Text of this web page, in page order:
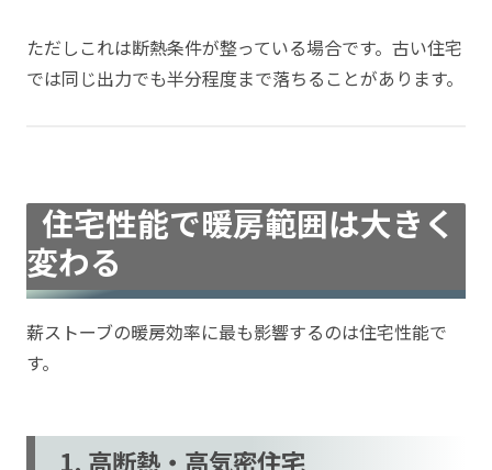
ただしこれは断熱条件が整っている場合です。古い住宅
では同じ出力でも半分程度まで落ちることがあります。
住宅性能で暖房範囲は大きく
変わる
薪ストーブの暖房効率に最も影響するのは住宅性能で
す。
1. 高断熱・高気密住宅